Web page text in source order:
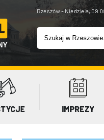
Rzeszów - Niedziela,
IMPREZY